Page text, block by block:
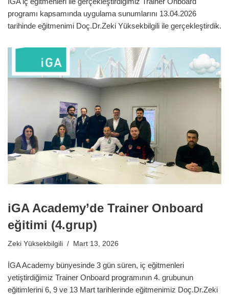
programı kapsamında uygulama sunumlarını 13.04.2026
tarihinde eğitmenimi Doç.Dr.Zeki Yüksekbilgili ile gerçekleştirdik.
iGA Academy’de Trainer Onboard
eğitimi (4.grup)
Zeki Yüksekbilgili Mart 13, 2026
İGA Academy bünyesinde 3 gün süren, iç eğitmenleri
yetiştirdiğimiz Trainer Onboard programının 4. grubunun
eğitimlerini 6, 9 ve 13 Mart tarihlerinde eğitmenimiz Doç.Dr.Zeki